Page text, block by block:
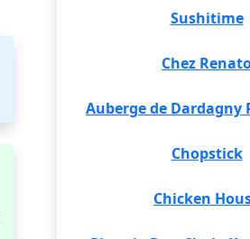
Sushitime
Chez
Auberge de Dardagny
Chopstick
Chicken